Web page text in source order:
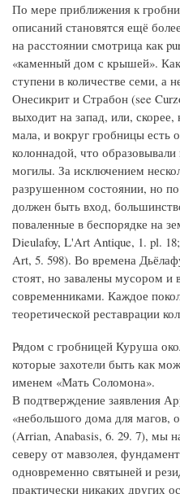
По мере приближения к
описаний становятся ещё
на расстоянии смотрица как
«каменный дом с крышей».
ступени в количестве семи, а
Онесикрит и Страбон (see
выходит на запад, или, скорее,
мала, и вокруг гробницы есть
колоннадой, что
могилы. За исключением
разрушенном состоянии, но
должен быть вход,
поваленные в беспорядке на
Dieulafoy, L'Art Antique, 1. pl.
Art, 5. 598). Во времена
стоят, но завалены мусором и
современниками. Каждое
теоретической реставрации
Рядом с гробницей Куруша
которые захотели быть как
именем «Мать Соломона».
В подтверждение заявления
«небольшого дома для
(Arrian, Anabasis, 6. 29. 7), мы
северу от мавзолея,
одновременно святыней и
практически никаких других